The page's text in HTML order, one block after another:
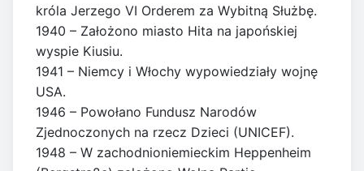
króla Jerzego VI Orderem za Wybitną Służbę.
1940 – Założono miasto Hita na japońskiej
wyspie Kiusiu.
1941 – Niemcy i Włochy wypowiedziały wojnę
USA.
1946 – Powołano Fundusz Narodów
Zjednoczonych na rzecz Dzieci (UNICEF).
1948 – W zachodnioniemieckim Heppenheim